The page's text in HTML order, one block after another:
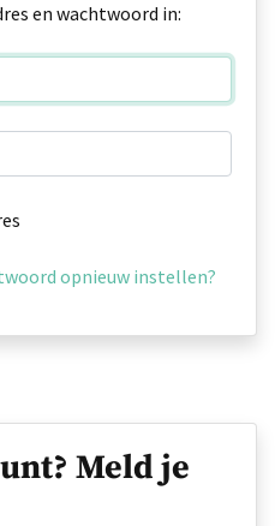
en wachtwoord in:
opnieuw instellen?
Meld je